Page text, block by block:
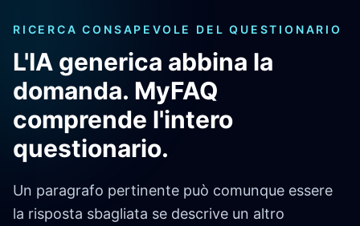
RICERCA CONSAPEVOLE DEL QUESTIONARIO
L'IA generica abbina la
domanda. MyFAQ
comprende l'intero
questionario.
Un paragrafo pertinente può comunque essere
la risposta sbagliata se descrive un altro